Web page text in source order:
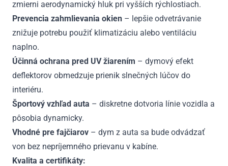
zmierni aerodynamický hluk pri vyšších rýchlostiach.
Prevencia zahmlievania okien – lepšie odvetrávanie
znižuje potrebu použiť klimatizáciu alebo ventiláciu
naplno.
Účinná ochrana pred UV žiarením – dymový efekt
deflektorov obmedzuje prienik slnečných lúčov do
interiéru.
Športový vzhľad auta – diskretne dotvoria línie vozidla a
pôsobia dynamicky.
Vhodné pre fajčiarov – dym z auta sa bude odvádzať
von bez nepríjemného prievanu v kabíne.
Kvalita a certifikáty: